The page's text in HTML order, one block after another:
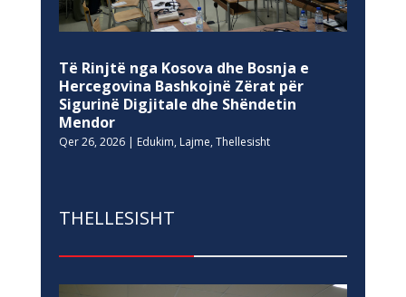
Të Rinjtë nga Kosova dhe Bosnja e
Hercegovina Bashkojnë Zërat për
Sigurinë Digjitale dhe Shëndetin
Mendor
Qer 26, 2026| Edukim, Lajme, Thellesisht
THELLESISHT